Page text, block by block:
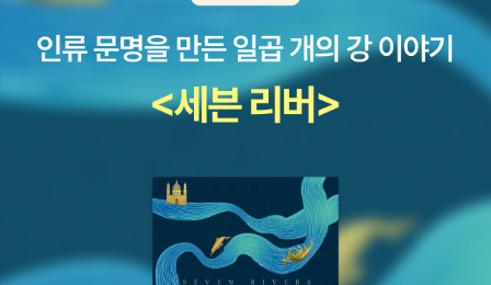
겠지만, 영어 공부를 놓지 않긔!![모든 공주는 자정 이후에 죽는다]는
그래픽 노블로 다 읽었는데 평 쓴다는 걸 깜빡했네. 바쁘다.. 그런데
이런 성장물의 최고봉은 역시 <빌리 엘리어트>인 것 같다!![비밀의
집] 새 책 샀는데 뭔가 헌 책 느낌으로 와서 별로다...[홍학의 자리]는
하지 않았나 싶다.[다문화주의와 페미니즘]은 여성주의 책 같이읽기
책으로 선정해도 될지 살펴보려고 샀다. [나는 왜 이슬람 개혁을 말하
는가]는 이슬람 문화권에서 태어나고 네덜란드로 망명해 하원의원을